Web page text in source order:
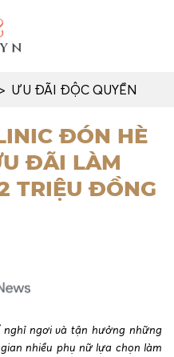
ƯU ĐÃI ĐỘC QUYỀN
ĐÓN HÈ
ĐÃI LÀM
TRIỆU ĐỒNG
nghỉ ngơi và tận hưởng những
nhiều phụ nữ lựa chọn làm